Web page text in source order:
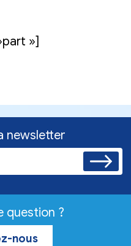
»]
newsletter
question ?
nous